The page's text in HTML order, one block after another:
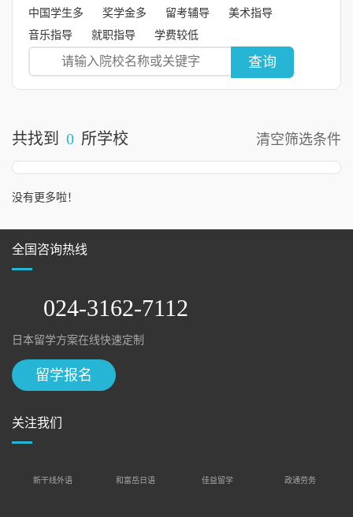
中国学生多
奖学金多 留考辅导
美术指导
音乐指导
就职指导 学费较低
查询
共找到 0 所学校 清空筛选条件
没有更多啦！
全国咨询热线
024-3162-7112
日本留学方案在线快速定制
留学报名
关注我们
新干线外语 和富岳日语 佳益留学 政通劳务